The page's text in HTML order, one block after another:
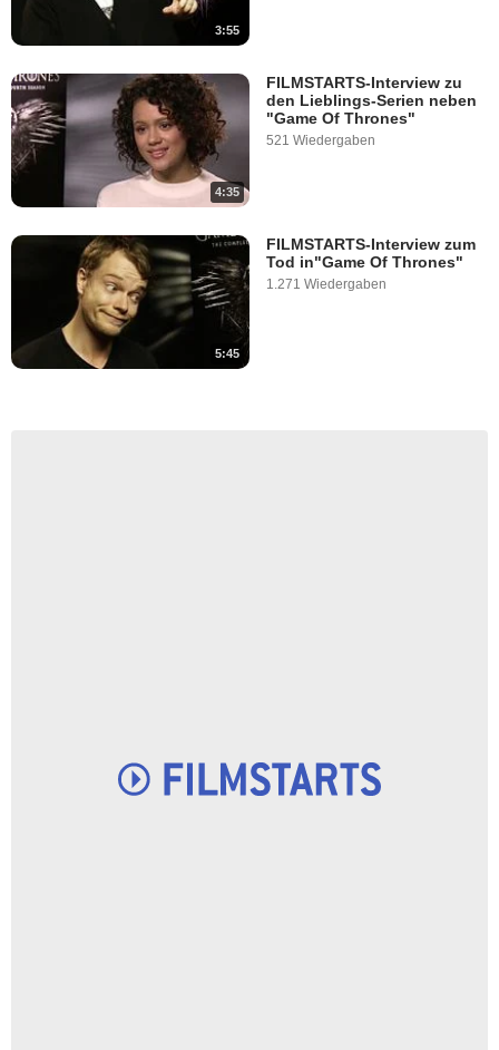
3:55
4:35
FILMSTARTS-Interview zu
den Lieblings-Serien neben
"Game Of Thrones"
521 Wiedergaben
5:45
FILMSTARTS-Interview zum
Tod in"Game Of Thrones"
1.271 Wiedergaben